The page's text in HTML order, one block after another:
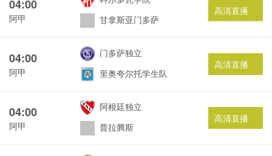
04:00
阿甲
甘拿斯亚门多萨
高清直播
04:00
阿甲
门多萨独立
里奥夸尔托学生队
高清直播
04:00
阿甲
阿根廷独立
普拉腾斯
高清直播